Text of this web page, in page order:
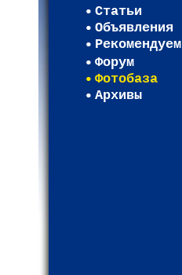
Статьи
Объявления
Рекомендуем
Форум
Фотобаза
Архивы